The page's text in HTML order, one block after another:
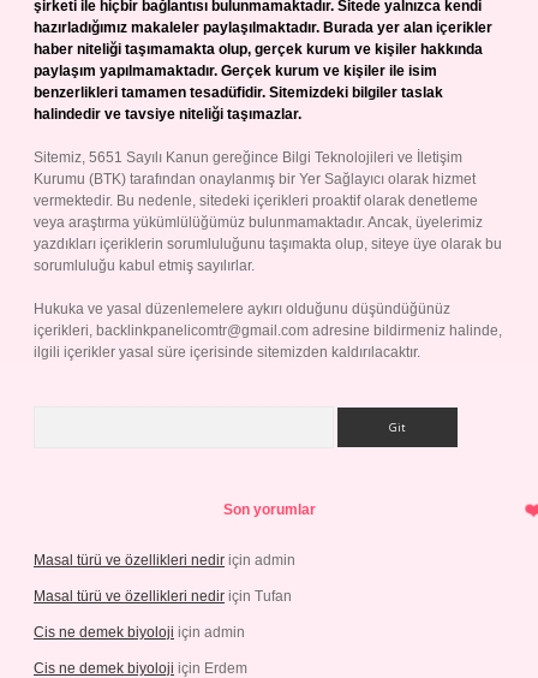
şirketi ile hiçbir bağlantısı bulunmamaktadır. Sitede yalnızca kendi
hazırladığımız makaleler paylaşılmaktadır. Burada yer alan içerikler
haber niteliği taşımamakta olup, gerçek kurum ve kişiler hakkında
paylaşım yapılmamaktadır. Gerçek kurum ve kişiler ile isim
benzerlikleri tamamen tesadüfidir. Sitemizdeki bilgiler taslak
halindedir ve tavsiye niteliği taşımazlar.
Sitemiz, 5651 Sayılı Kanun gereğince Bilgi Teknolojileri ve İletişim
Kurumu (BTK) tarafından onaylanmış bir Yer Sağlayıcı olarak hizmet
vermektedir. Bu nedenle, sitedeki içerikleri proaktif olarak denetleme
veya araştırma yükümlülüğümüz bulunmamaktadır. Ancak, üyelerimiz
yazdıkları içeriklerin sorumluluğunu taşımakta olup, siteye üye olarak bu
sorumluluğu kabul etmiş sayılırlar.
Hukuka ve yasal düzenlemelere aykırı olduğunu düşündüğünüz
içerikleri, backlinkpanelicomtr@gmail.com adresine bildirmeniz halinde,
ilgili içerikler yasal süre içerisinde sitemizden kaldırılacaktır.
Son yorumlar
Masal türü ve özellikleri nedir için admin
Masal türü ve özellikleri nedir için Tufan
Cis ne demek biyoloji için admin
Cis ne demek biyoloji için Erdem